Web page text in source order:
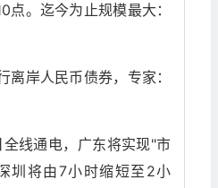
点。迄今为止规模最大：
离岸人民币债券，专家：
线通电，广东将实现"市
圳将由7小时缩短至2小